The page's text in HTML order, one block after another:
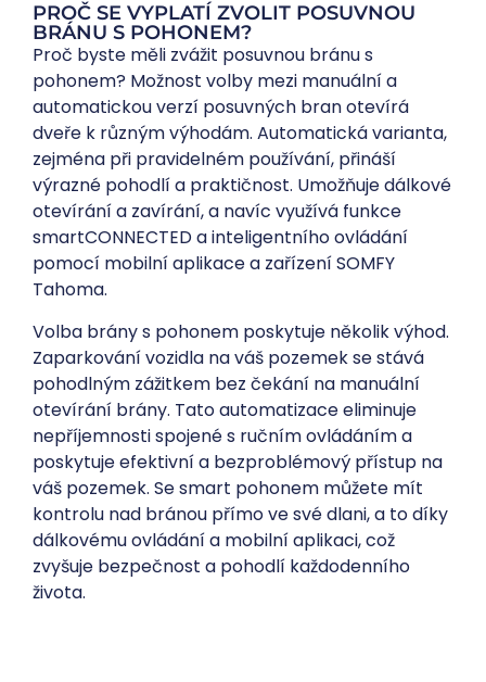
PROČ SE VYPLATÍ ZVOLIT POSUVNOU
BRÁNU S POHONEM?
Proč byste měli zvážit posuvnou bránu s
pohonem? Možnost volby mezi manuální a
automatickou verzí posuvných bran otevírá
dveře k různým výhodám. Automatická varianta,
zejména při pravidelném používání, přináší
výrazné pohodlí a praktičnost. Umožňuje dálkové
otevírání a zavírání, a navíc využívá funkce
smartCONNECTED a inteligentního ovládání
pomocí mobilní aplikace a zařízení SOMFY
Tahoma.
Volba brány s pohonem poskytuje několik výhod.
Zaparkování vozidla na váš pozemek se stává
pohodlným zážitkem bez čekání na manuální
otevírání brány. Tato automatizace eliminuje
nepříjemnosti spojené s ručním ovládáním a
poskytuje efektivní a bezproblémový přístup na
váš pozemek. Se smart pohonem můžete mít
kontrolu nad bránou přímo ve své dlani, a to díky
dálkovému ovládání a mobilní aplikaci, což
zvyšuje bezpečnost a pohodlí každodenního
života.